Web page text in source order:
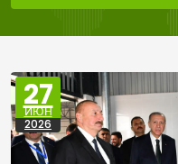
27
ИЮН
2026